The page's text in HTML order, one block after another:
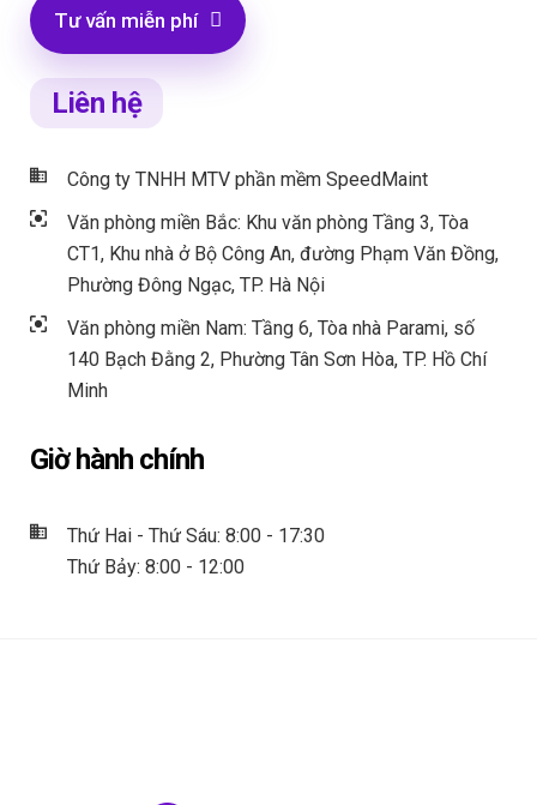
Tư vấn miễn phí
Liên hệ
Công ty TNHH MTV phần mềm SpeedMaint
Văn phòng miền Bắc: Khu văn phòng Tầng 3, Tòa
CT1, Khu nhà ở Bộ Công An, đường Phạm Văn Đồng,
Phường Đông Ngạc, TP. Hà Nội
Văn phòng miền Nam: Tầng 6, Tòa nhà Parami, số
140 Bạch Đằng 2, Phường Tân Sơn Hòa, TP. Hồ Chí
Minh
Giờ hành chính
Thứ Hai - Thứ Sáu: 8:00 - 17:30
Thứ Bảy: 8:00 - 12:00